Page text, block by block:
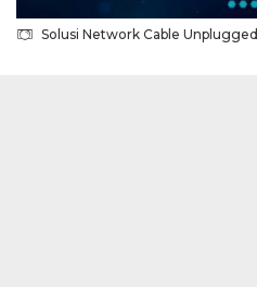
Solusi Network Cable Unplugged